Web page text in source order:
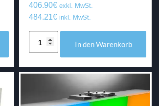
406.90€ exkl. MwSt.
484.21€ inkl. MwSt.
In den Warenkorb